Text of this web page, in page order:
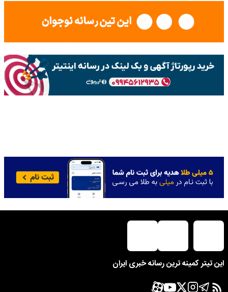
این تیتر کمینه ترین رسانه خبری ایران